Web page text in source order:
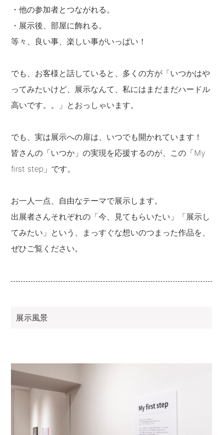
・他の参加者とつながれる。
・展示後、部屋に飾れる。
等々、良い事、楽しい事がいっぱい！
でも、お客様と話していると、多くの方が「いつかはや
ってみたいけど、展示なんて、私にはまだまだハードル
高いです。。」とおっしゃいます。
でも、実は展示への扉は、いつでも開かれています！
皆さんの「いつか」の実現を応援するのが、この「My
first step」です。
お一人一点、自由なテーマで展示します。
出展者さんそれぞれの「今、見てもらいたい」「展示し
てみたい」という、まっすぐな想いのつまった作品を、
ぜひご覧ください。
展示風景